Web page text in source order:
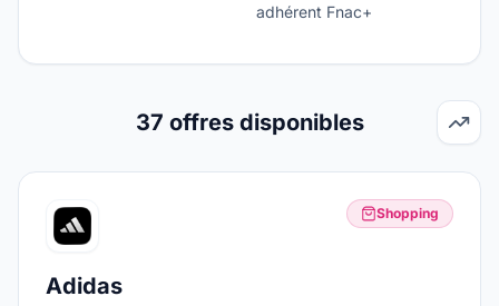
adhérent Fnac+
37 offres disponibles
Shopping
Adidas